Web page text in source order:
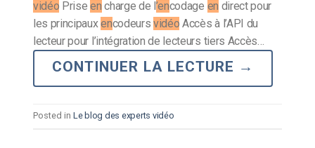
vidéo Priseen charge de l ’encodage en direct pour
les principauxencodeursvidéo Accès à l’API du
lecteur pour l’intégration de lecteurs tiers Accès…
CONTINUER LA LECTURE →
Posted in Le blog des experts vidéo